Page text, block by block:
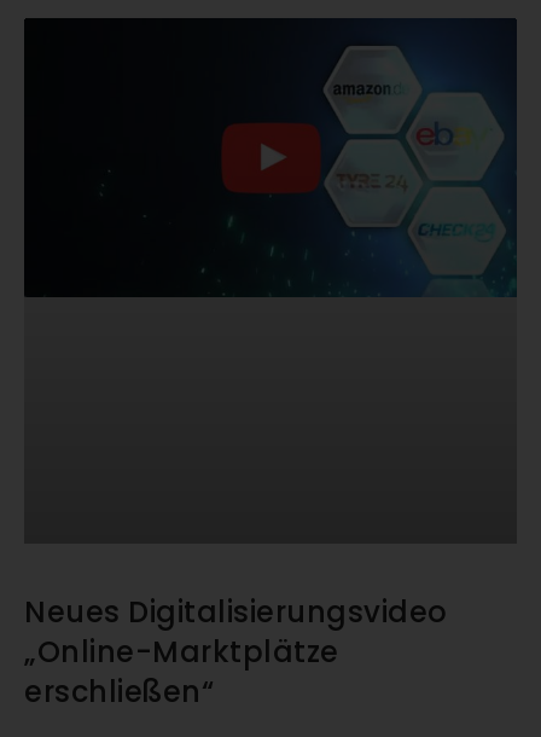
Neues Digitalisierungsvideo
„Online-Marktplätze
erschließen“